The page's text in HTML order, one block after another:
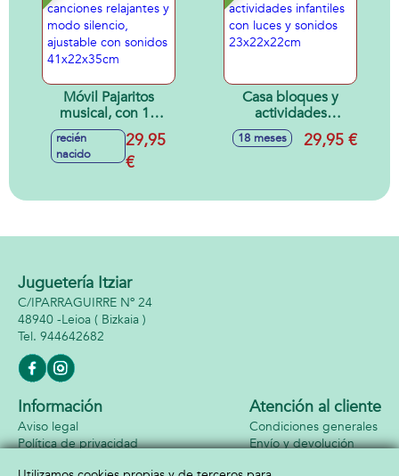
Móvil Pajaritos
musical, con 10
canciones
relajantes y modo
silencio, ajustable
recién
nacido
29,95
€
Casa bloques y
actividades
infantiles con luces
y sonidos
18 meses 29,95 €
Juguetería Itziar
C/IPARRAGUIRRE Nº 24
48940 -Leioa ( Bizkaia )
944642682
Información
Aviso legal
Política de privacidad
Atención al cliente
Condiciones generales
Envío y devolución